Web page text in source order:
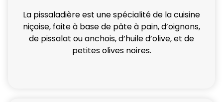
La pissaladière est une spécialité de la cuisine
niçoise, faite à base de pâte à pain, d’oignons,
de pissalat ou anchois, d’huile d’olive, et de
petites olives noires.